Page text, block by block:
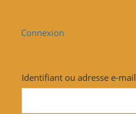
Connexion
Identifiant ou adresse e-mail